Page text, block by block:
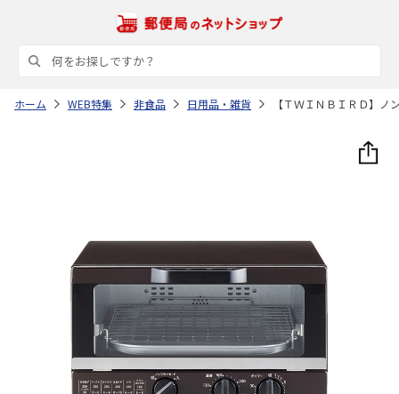
ホーム WEB特集 非食品 日用品・雑貨 【ＴＷＩＮＢＩＲＤ】